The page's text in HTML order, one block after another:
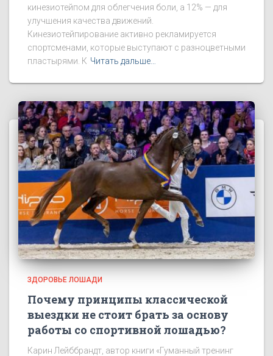
кинезиотейпом для облегчения боли, а 12% — для
улучшения качества движений.
Кинезиотейпирование активно рекламируется
спортсменами, которые выступают с разноцветными
пластырями. К Читать дальше…
ЗДОРОВЬЕ ЛОШАДИ
Почему принципы классической
выездки не стоит брать за основу
работы со спортивной лошадью?
Карин Лейббрандт, автор книги «Гуманный тренинг